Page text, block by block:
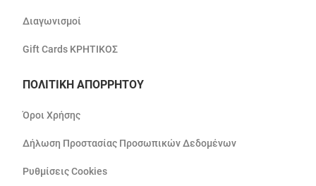
Διαγωνισμοί
Gift Cards ΚΡΗΤΙΚΟΣ
ΠΟΛΙΤΙΚΗ ΑΠΟΡΡΗΤΟΥ
Όροι Χρήσης
Δήλωση Προστασίας Προσωπικών Δεδομένων
Ρυθμίσεις Cookies